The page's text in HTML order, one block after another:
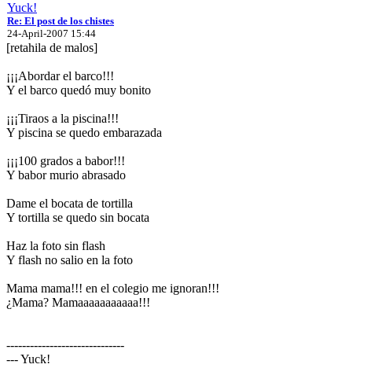
Yuck!
Re: El post de los chistes
24-April-2007 15:44
[retahila de malos]
¡¡¡Abordar el barco!!!
Y el barco quedó muy bonito
¡¡¡Tiraos a la piscina!!!
Y piscina se quedo embarazada
¡¡¡100 grados a babor!!!
Y babor murio abrasado
Dame el bocata de tortilla
Y tortilla se quedo sin bocata
Haz la foto sin flash
Y flash no salio en la foto
Mama mama!!! en el colegio me ignoran!!!
¿Mama? Mamaaaaaaaaaaa!!!
------------------------------
--- Yuck!